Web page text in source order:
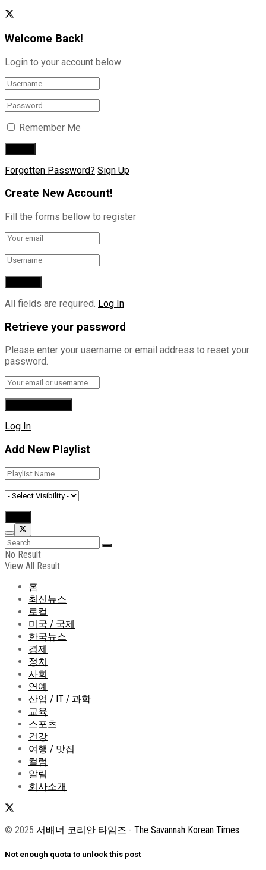
Welcome Back!
Login to your account below
Remember Me
Forgotten Password? Sign Up
Create New Account!
Fill the forms bellow to register
All fields are required. Log In
Retrieve your password
Please enter your username or email address to reset your
password.
Log In
Add New Playlist
No Result
View All Result
홈
최신뉴스
로컬
미국 / 국제
한국뉴스
경제
정치
사회
연예
산업 / IT / 과학
교육
스포츠
건강
여행 / 맛집
컬럼
알림
회사소개
© 2025 서배너 코리안 타임즈 - The Savannah Korean Times.
Not enough quota to unlock this post